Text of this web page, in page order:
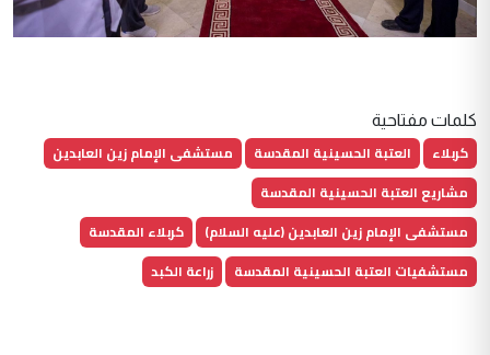
كلمات مفتاحية
كربلاء العتبة الحسينية المقدسة
مستشفى الإمام زين العابدين
مشاريع العتبة الحسينية المقدسة
مستشفى الإمام زين العابدين (عليه السلام)
كربلاء المقدسة
مستشفيات العتبة الحسينية المقدسة
زراعة الكبد